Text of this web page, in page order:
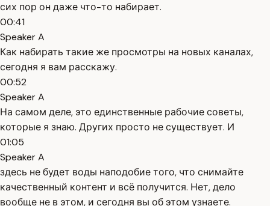
сих пор он даже что-то набирает.
00:41
Speaker A
Как набирать такие же просмотры на новых каналах,
сегодня я вам расскажу.
00:52
Speaker A
На самом деле, это единственные рабочие советы,
которые я знаю. Других просто не существует. И
01:05
Speaker A
здесь не будет воды наподобие того, что снимайте
качественный контент и всё получится. Нет, дело
вообще не в этом, и сегодня вы об этом узнаете.